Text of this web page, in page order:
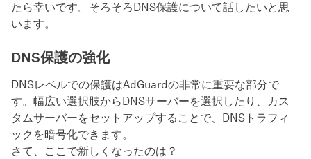
たら幸いです。そろそろDNS保護について話したいと思
います。
DNS保護の強化
DNSレベルでの保護はAdGuardの非常に重要な部分で
す。幅広い選択肢からDNSサーバーを選択したり、カス
タムサーバーをセットアップすることで、DNSトラフィ
ックを暗号化できます。
さて、ここで新しくなったのは？